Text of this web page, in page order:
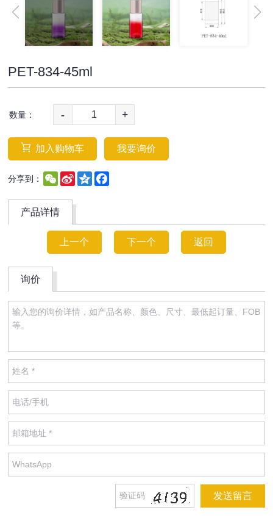
PET-834-45ml
数量： - +
加入购物车 我要询价
分享到： WeChat
Sina
Weibo
Qzone
产品详情
上一个 下一个 返回
询价